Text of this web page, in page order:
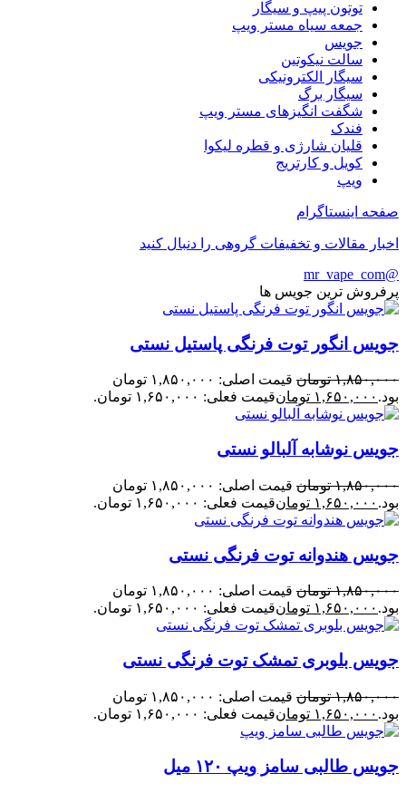
توتون پیپ و سیگار
جمعه سیاه مستر ویپ
جویس
سالت نیکوتین
سیگار الکترونیکی
سیگار برگ
شگفت انگیزهای مستر ویپ
فندک
قلیان شارژی و قطره لیکوا
کویل و کارتریج
ویپ
صفحه اینستاگرام
اخبار مقالات و تخفیفات گروهی را دنبال کنید
@mr_vape_com
پرفروش ترین جویس ها
جویس انگور توت فرنگی پاستیل نستی
۱,۸۵۰,۰۰۰ تومان
قیمت اصلی: ۱,۸۵۰,۰۰۰ تومان
بود. ۱,۶۵۰,۰۰۰ تومانقیمت فعلی: ۱,۶۵۰,۰۰۰ تومان.
جویس نوشابه آلبالو نستی
۱,۸۵۰,۰۰۰ تومان
قیمت اصلی: ۱,۸۵۰,۰۰۰ تومان
بود. ۱,۶۵۰,۰۰۰ تومانقیمت فعلی: ۱,۶۵۰,۰۰۰ تومان.
جویس هندوانه توت فرنگی نستی
۱,۸۵۰,۰۰۰ تومان
قیمت اصلی: ۱,۸۵۰,۰۰۰ تومان
بود. ۱,۶۵۰,۰۰۰ تومانقیمت فعلی: ۱,۶۵۰,۰۰۰ تومان.
جویس بلوبری تمشک توت فرنگی نستی
۱,۸۵۰,۰۰۰ تومان
قیمت اصلی: ۱,۸۵۰,۰۰۰ تومان
بود. ۱,۶۵۰,۰۰۰ تومانقیمت فعلی: ۱,۶۵۰,۰۰۰ تومان.
جویس طالبی سامز ویپ ۱۲۰ میل